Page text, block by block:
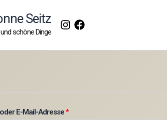
Seitz
schöne Dinge
E-Mail-Adresse*Erforderlich